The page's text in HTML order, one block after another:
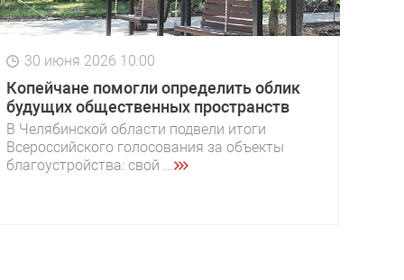
30 июня 2026 10:00
Копейчане помогли определить облик
будущих общественных пространств
В Челябинской области подвели итоги
Всероссийского голосования за объекты
благоустройства: свой ...